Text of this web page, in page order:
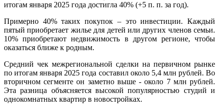
итогам января 2025 года достигла 40% (+5 п. п. за год).
Примерно 40% таких покупок – это инвестиции. Каждый
пятый приобретает жилье для детей или других членов семьи.
10% приобретают недвижимость в другом регионе, чтобы
оказаться ближе к родным.
Средний чек межрегиональной сделки на первичном рынке
по итогам января 2025 года составил около 5,4 млн рублей. Во
вторичном сегменте он заметно выше - около 7 млн рублей.
Эта разница объясняется высокой популярностью студий и
однокомнатных квартир в новостройках.